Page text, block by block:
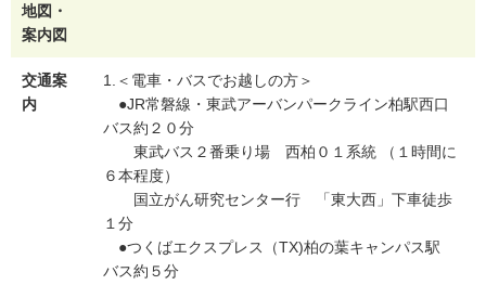
地図・
案内図
交通案
内
1.＜電車・バスでお越しの方＞
●JR常磐線・東武アーバンパークライン柏駅西口
バス約２０分
東武バス２番乗り場 西柏０１系統 （１時間に
６本程度）
国立がん研究センター行 「東大西」下車徒歩
１分
●つくばエクスプレス（TX)柏の葉キャンパス駅
バス約５分